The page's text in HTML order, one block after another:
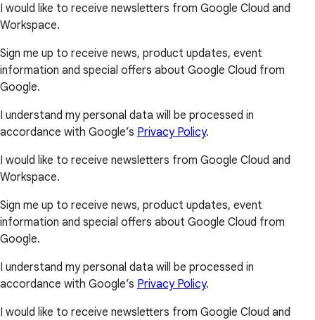
I would like to receive newsletters from Google Cloud and
Workspace.
Sign me up to receive news, product updates, event
information and special offers about Google Cloud from
Google.
I understand my personal data will be processed in
accordance with Google’s Privacy Policy.
I would like to receive newsletters from Google Cloud and
Workspace.
Sign me up to receive news, product updates, event
information and special offers about Google Cloud from
Google.
I understand my personal data will be processed in
accordance with Google’s Privacy Policy.
I would like to receive newsletters from Google Cloud and